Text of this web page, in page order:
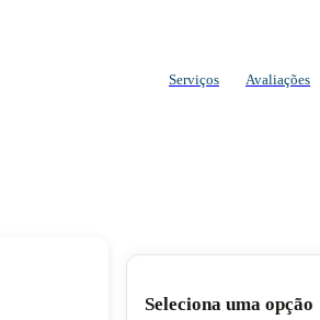
Serviços Avaliações
Seleciona uma opção